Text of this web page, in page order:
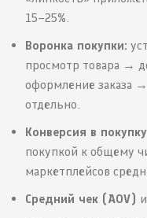
15–25%.
Воронка покупки:
просмотр товара →
оформление заказа
отдельно.
Конверсия в
покупкой к общему
маркетплейсов
Средний чек (AOV)